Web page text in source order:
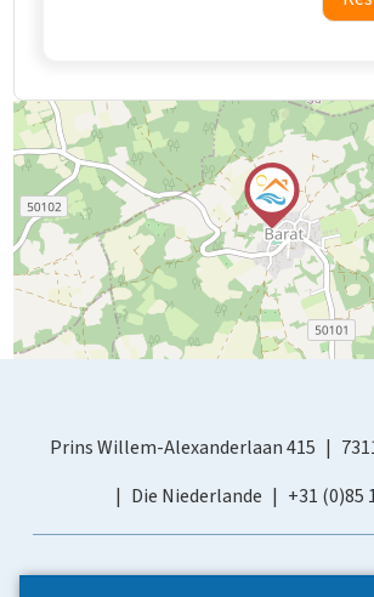
Prins Willem-Alexanderlaan 415
Die Niederlande
+31 (0)85